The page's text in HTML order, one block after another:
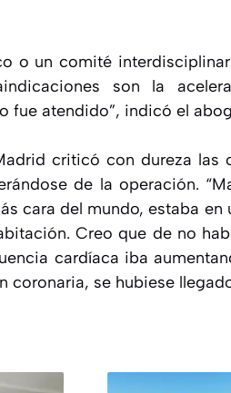
o un comité
son la
fue atendido”, indicó el
criticó con dureza las
de la operación.
cara del mundo, estaba en
Creo que de no
cardíaca iba
se hubiese